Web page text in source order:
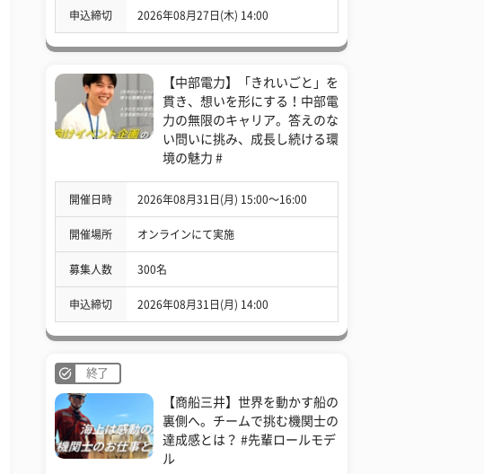
申込締切 2026年08月27日(木) 14:00
【中部電力】「きれいごと」を
貫き、想いを形にする！中部電
力の無限のキャリア。答えのな
い問いに挑み、成長し続ける環
境の魅力 #
開催日時 2026年08月31日(月) 15:00〜16:00
開催場所 オンラインにて実施
募集人数 300名
申込締切 2026年08月31日(月) 14:00
終了
【商船三井】世界を動かす船の
裏側へ。チームで挑む機関士の
達成感とは？ #先輩ロールモデ
ル